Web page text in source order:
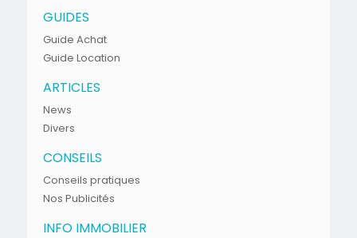
GUIDES
Guide Achat
Guide Location
ARTICLES
News
Divers
CONSEILS
Conseils pratiques
Nos Publicités
INFO IMMOBILIER